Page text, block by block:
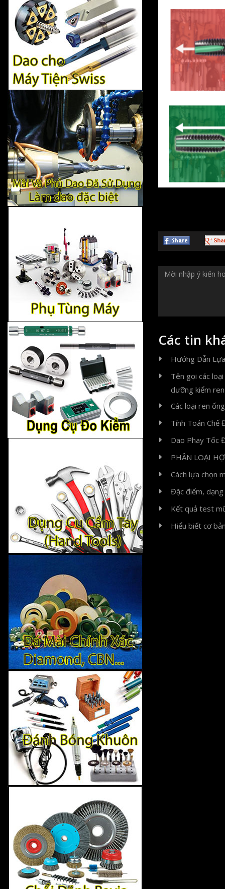
Các tin
Hướng Dẫn
Tên gọi các
dưỡng kiểm
Các loại ren ống
Tính Toán Chế
Dao Phay Tốc
PHÂN LOẠI
Cách lựa chọn
Đặc điểm,
Kết quả test
Hiểu biết cơ